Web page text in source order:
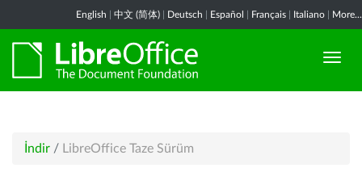
English 中文 (简体) Deutsch Español Français Italiano More...
İndir / LibreOffice Taze Sürüm